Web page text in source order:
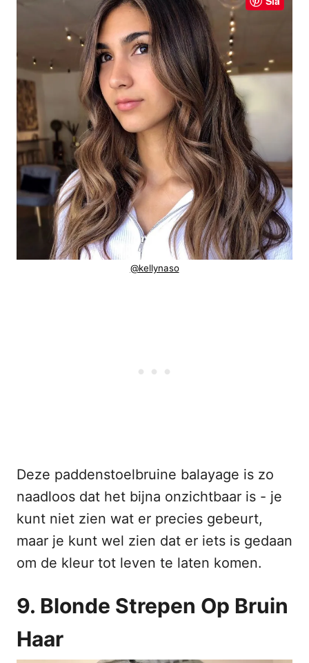
@kellynaso
Deze paddenstoelbruine balayage is zo
naadloos dat het bijna onzichtbaar is - je
kunt niet zien wat er precies gebeurt,
maar je kunt wel zien dat er iets is gedaan
om de kleur tot leven te laten komen.
9. Blonde Strepen Op Bruin
Haar